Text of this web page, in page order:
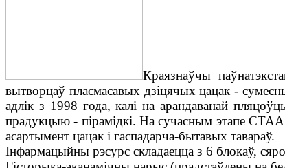
Краязнаўчы
вытворцаў пласмасавых дзіцячых цацак -
адлік з 1998 года, калі на арандаванай
прадукцыю - пірамідкі. На сучасным этапе
асартымент цацак і гаспадарча-бытавых тавараў.
Інфармацыйны рэсурс складаецца з 6 блокаў,